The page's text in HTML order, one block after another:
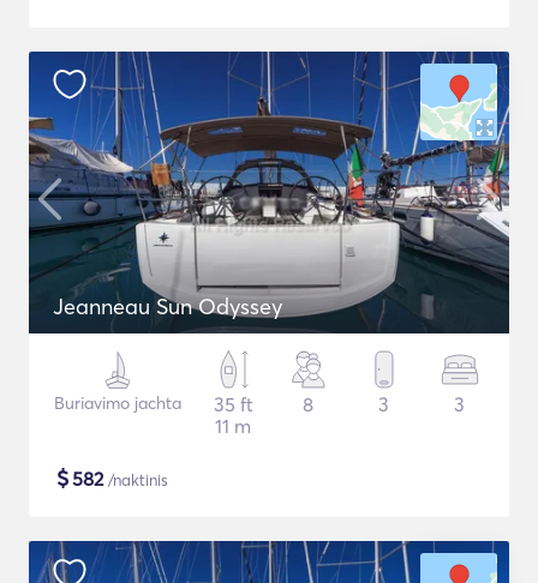
Jeanneau Sun Odyssey
Buriavimo jachta
35 ft
11 m
8 3 3
$582/naktinis